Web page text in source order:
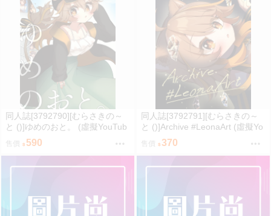
同人誌[3792790][むらさきの～
と ()]ゆめのおと。 (虛擬YouTub
售價 590
同人誌[3792791][むらさきの～
と ()]Archive #LeonaArt (虛擬Yo
uTuber)
售價 370